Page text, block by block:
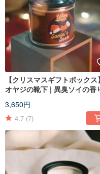
【クリスマスギフトボックス】
オヤジの靴下 | 異臭ソイの香
3,650円
4.7 (7)